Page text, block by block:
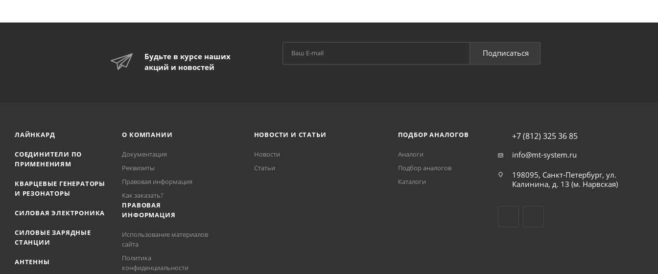
Будьте в курсе наших
акций и новостей
Подписаться
ЛАЙНКАРД
СОЕДИНИТЕЛИ ПО
ПРИМЕНЕНИЯМ
КВАРЦЕВЫЕ ГЕНЕРАТОРЫ
И РЕЗОНАТОРЫ
СИЛОВАЯ ЭЛЕКТРОНИКА
СИЛОВЫЕ ЗАРЯДНЫЕ
СТАНЦИИ
АНТЕННЫ
О КОМПАНИИ
Документация
Реквизиты
Правовая информация
Как заказать?
ПРАВОВАЯ
ИНФОРМАЦИЯ
Использование материалов
сайта
Политика
конфиденциальности
НОВОСТИ И СТАТЬИ
Новости
Статьи
ПОДБОР АНАЛОГОВ
Аналоги
Подбор аналогов
Каталоги
+7 (812) 325 36 85
info@mt-system.ru
198095, Санкт-Петербург, ул.
Калинина, д. 13 (м. Нарвская)